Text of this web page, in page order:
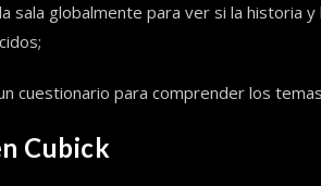
sala globalmente para ver si la historia
cuestionario para comprender los
Cubick